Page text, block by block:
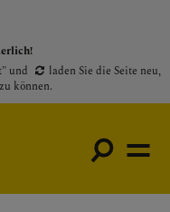
und laden Sie die Seite neu,
können.